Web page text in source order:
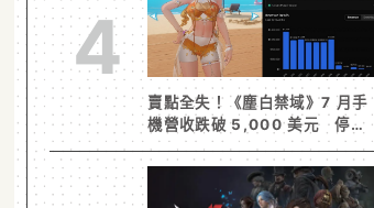
4
賣點全失！《塵白禁域》7 月手
機營收跌破 5,000 美元 停服
整改後玩家大量流失